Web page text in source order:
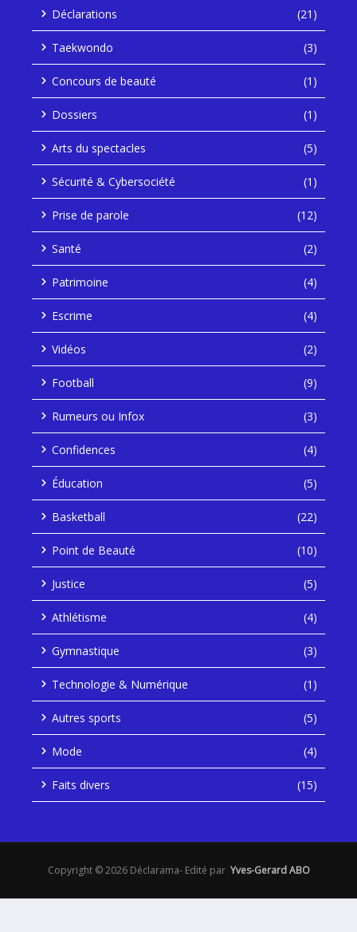
Déclarations (21)
Taekwondo (3)
Concours de beauté (1)
Dossiers (1)
Arts du spectacles (5)
Sécurité & Cybersociété (1)
Prise de parole (12)
Santé (2)
Patrimoine (4)
Escrime (4)
Vidéos (2)
Football (9)
Rumeurs ou Infox (3)
Confidences (4)
Éducation (5)
Basketball (22)
Point de Beauté (10)
Justice (5)
Athlétisme (4)
Gymnastique (3)
Technologie & Numérique (1)
Autres sports (5)
Mode (4)
Faits divers (15)
Copyright © 2026 Déclarama- Edité par Yves-Gerard ABO